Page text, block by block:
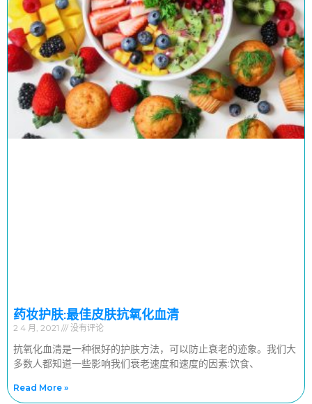
药妆护肤:最佳皮肤抗氧化血清
2 4 月, 2021 没有评论
抗氧化血清是一种很好的护肤方法，可以防止衰老的迹象。我们大
多数人都知道一些影响我们衰老速度和速度的因素:饮食、
Read More »